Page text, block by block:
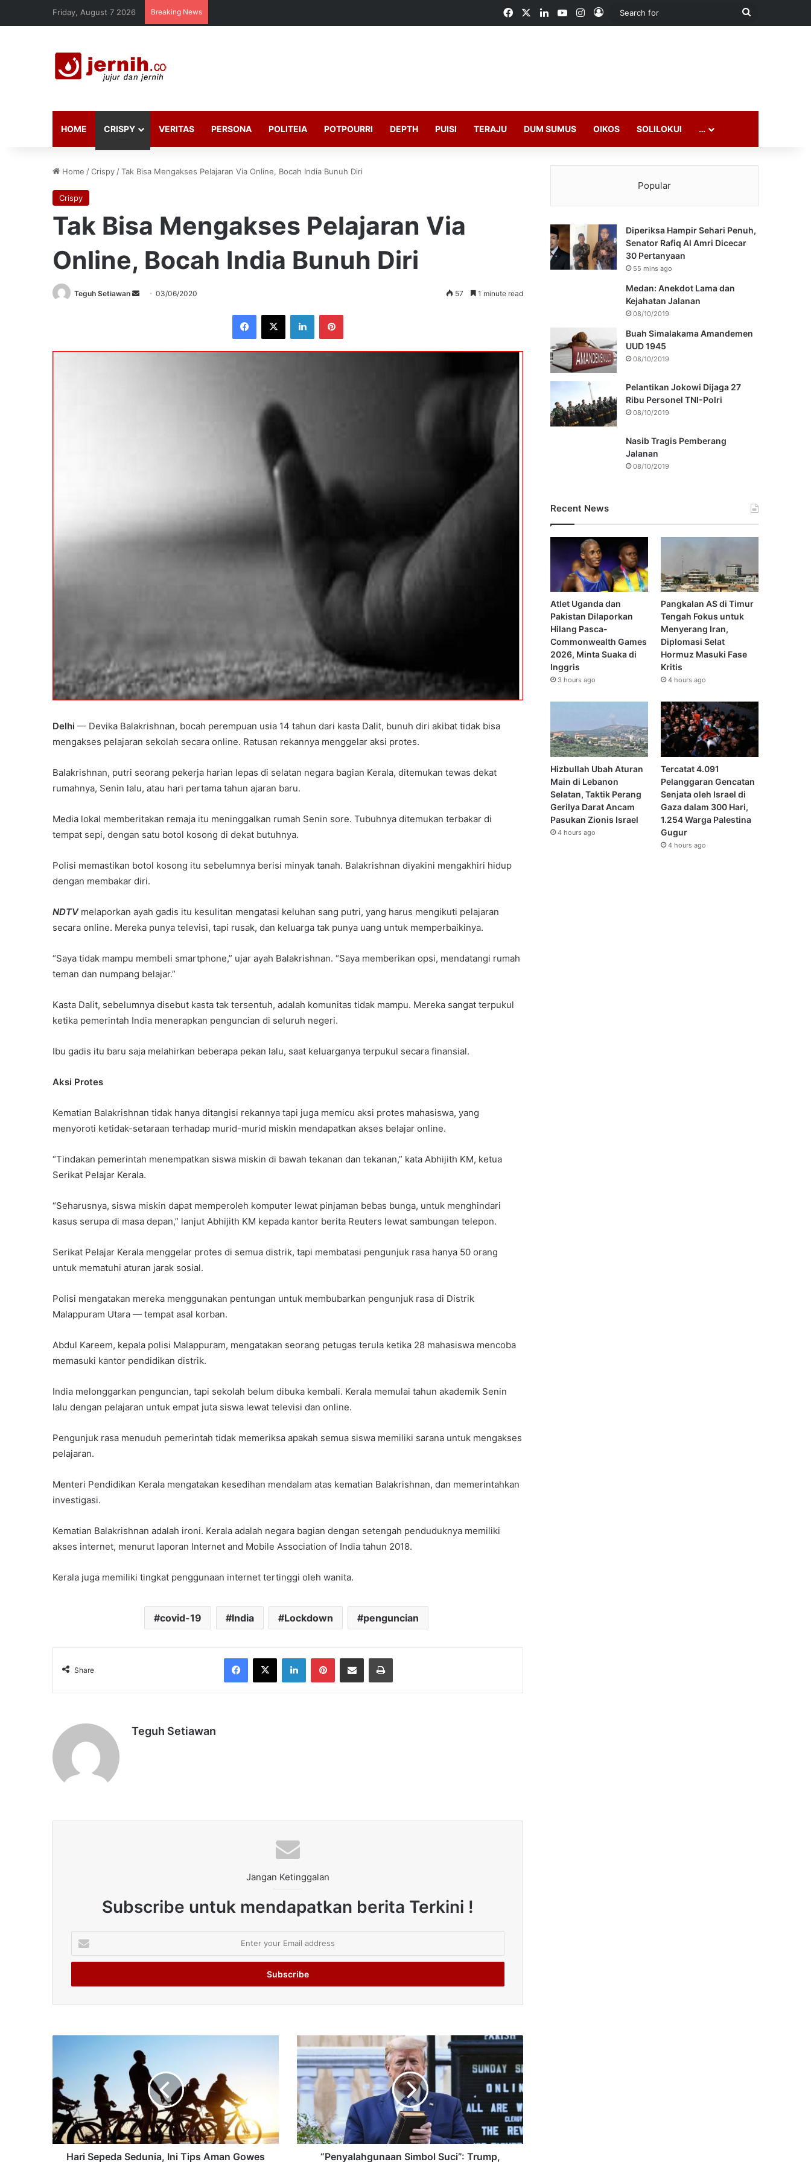
Friday, August 7 2026 Breaking News FacebookLinkedInYouTubeInstagram
Log In
Search
HOME CRISPY VERITAS PERSONA POLITEIA POTPOURRI DEPTH PUISI TERAJU DUM SUMUS OIKOS SOLILOKUI …
Home /Crispy /Tak Bisa Mengakses Pelajaran Via Online, Bocah India Bunuh Diri
Crispy
Tak Bisa Mengakses Pelajaran Via
Online, Bocah India Bunuh Diri
Teguh Setiawan
Send03/06/2020 57 1 minute read
Facebook
X LinkedInPinterest
Delhi — Devika Balakrishnan, bocah perempuan usia 14 tahun dari kasta Dalit, bunuh diri akibat tidak bisa
mengakses pelajaran sekolah secara online. Ratusan rekannya menggelar aksi protes.
Balakrishnan, putri seorang pekerja harian lepas di selatan negara bagian Kerala, ditemukan tewas dekat
rumahnya, Senin lalu, atau hari pertama tahun ajaran baru.
Media lokal memberitakan remaja itu meninggalkan rumah Senin sore. Tubuhnya ditemukan terbakar di
tempat sepi, dengan satu botol kosong di dekat butuhnya.
Polisi memastikan botol kosong itu sebelumnya berisi minyak tanah. Balakrishnan diyakini mengakhiri hidup
dengan membakar diri.
NDTVmelaporkan ayah gadis itu kesulitan mengatasi keluhan sang putri, yang harus mengikuti pelajaran
secara online. Mereka punya televisi, tapi rusak, dan keluarga tak punya uang untuk memperbaikinya.
“Saya tidak mampu membeli smartphone,” ujar ayah Balakrishnan. “Saya memberikan opsi, mendatangi rumah
teman dan numpang belajar.”
Kasta Dalit, sebelumnya disebut kasta tak tersentuh, adalah komunitas tidak mampu. Mereka sangat terpukul
ketika pemerintah India menerapkan penguncian di seluruh negeri.
Ibu gadis itu baru saja melahirkan beberapa pekan lalu, saat keluarganya terpukul secara finansial.
Aksi Protes
Kematian Balakrishnan tidak hanya ditangisi rekannya tapi juga memicu aksi protes mahasiswa, yang
menyoroti ketidak-setaraan terhadap murid-murid miskin mendapatkan akses belajar online.
“Tindakan pemerintah menempatkan siswa miskin di bawah tekanan dan tekanan,” kata Abhijith KM, ketua
Serikat Pelajar Kerala.
“Seharusnya, siswa miskin dapat memperoleh komputer lewat pinjaman bebas bunga, untuk menghindari
kasus serupa di masa depan,” lanjut Abhijith KM kepada kantor berita Reuters lewat sambungan telepon.
Serikat Pelajar Kerala menggelar protes di semua distrik, tapi membatasi pengunjuk rasa hanya 50 orang
untuk mematuhi aturan jarak sosial.
Polisi mengatakan mereka menggunakan pentungan untuk membubarkan pengunjuk rasa di Distrik
Malappuram Utara — tempat asal korban.
Abdul Kareem, kepala polisi Malappuram, mengatakan seorang petugas terula ketika 28 mahasiswa mencoba
memasuki kantor pendidikan distrik.
India melonggarkan penguncian, tapi sekolah belum dibuka kembali. Kerala memulai tahun akademik Senin
lalu dengan pelajaran untuk empat juta siswa lewat televisi dan online.
Pengunjuk rasa menuduh pemerintah tidak memeriksa apakah semua siswa memiliki sarana untuk mengakses
pelajaran.
Menteri Pendidikan Kerala mengatakan kesedihan mendalam atas kematian Balakrishnan, dan memerintahkan
investigasi.
Kematian Balakrishnan adalah ironi. Kerala adalah negara bagian dengan setengah penduduknya memiliki
akses internet, menurut laporan Internet and Mobile Association of India tahun 2018.
Kerala juga memiliki tingkat penggunaan internet tertinggi oleh wanita.
covid-19 India Lockdown penguncian
Share
Facebook
X LinkedInPinterestShare via Email Print
Teguh Setiawan
Jangan Ketinggalan
Subscribe untuk mendapatkan berita Terkini !
your
Email
Hari Sepeda Sedunia, Ini Tips Aman Gowes “Penyalahgunaan Simbol Suci”: Trump,
Popular
Diperiksa Hampir Sehari Penuh,
Senator Rafiq Al Amri Dicecar
30 Pertanyaan
55 mins ago
Medan: Anekdot Lama dan
Kejahatan Jalanan
08/10/2019
Buah Simalakama Amandemen
UUD 1945
08/10/2019
Pelantikan Jokowi Dijaga 27
Ribu Personel TNI-Polri
08/10/2019
Nasib Tragis Pemberang
Jalanan
08/10/2019
Recent News
Atlet Uganda dan
Pakistan Dilaporkan
Hilang Pasca-
Commonwealth Games
2026, Minta Suaka di
Inggris
3 hours ago
Pangkalan AS di Timur
Tengah Fokus untuk
Menyerang Iran,
Diplomasi Selat
Hormuz Masuki Fase
Kritis
4 hours ago
Hizbullah Ubah Aturan
Main di Lebanon
Selatan, Taktik Perang
Gerilya Darat Ancam
Pasukan Zionis Israel
4 hours ago
Tercatat 4.091
Pelanggaran Gencatan
Senjata oleh Israel di
Gaza dalam 300 Hari,
1.254 Warga Palestina
Gugur
4 hours ago